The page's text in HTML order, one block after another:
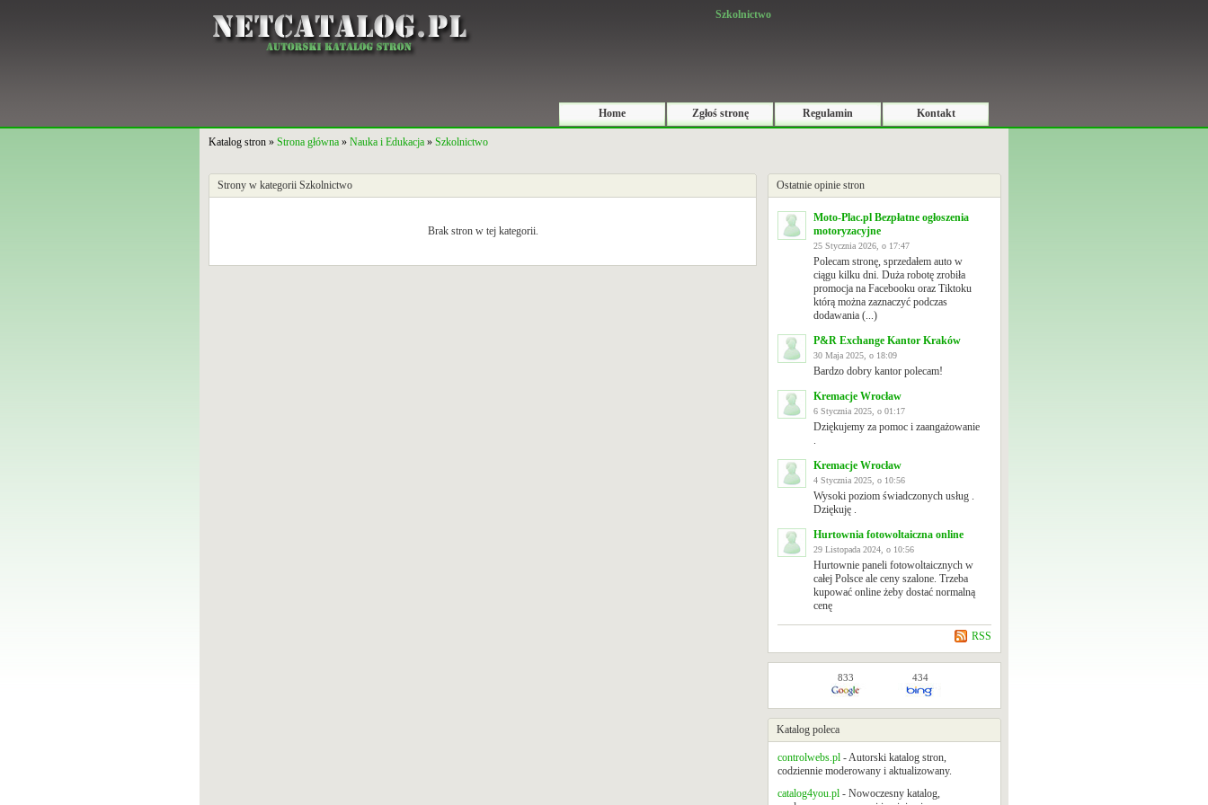
Szkolnictwo
Home Zgłoś stronę Regulamin Kontakt
Katalog stron » Strona główna » Nauka i Edukacja » Szkolnictwo
Strony w kategorii Szkolnictwo
Brak stron w tej kategorii.
Ostatnie opinie stron
Moto-Plac.pl Bezpłatne ogłoszenia
motoryzacyjne
25 Stycznia 2026, o 17:47
Polecam stronę, sprzedałem auto w
ciągu kilku dni. Duża robotę zrobiła
promocja na Facebooku oraz Tiktoku
którą można zaznaczyć podczas
dodawania (...)
P&R Exchange Kantor Kraków
30 Maja 2025, o 18:09
Bardzo dobry kantor polecam!
Kremacje Wrocław
6 Stycznia 2025, o 01:17
Dziękujemy za pomoc i zaangażowanie
.
Kremacje Wrocław
4 Stycznia 2025, o 10:56
Wysoki poziom świadczonych usług .
Dziękuję .
Hurtownia fotowoltaiczna online
29 Listopada 2024, o 10:56
Hurtownie paneli fotowoltaicznych w
całej Polsce ale ceny szalone. Trzeba
kupować online żeby dostać normalną
cenę
RSS
833 434
Katalog poleca
controlwebs.pl - Autorski katalog stron,
codziennie moderowany i aktualizowany.
catalog4you.pl - Nowoczesny katalog,